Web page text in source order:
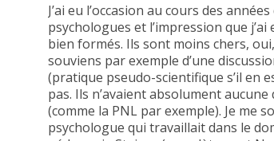
J’ai eu l’occasion au cours des
psychologues et l’impression que
bien formés. Ils sont moins chers,
souviens par exemple d’une
(pratique pseudo-scientifique s’il en
pas. Ils n’avaient absolument
(comme la PNL par exemple). Je me
psychologue qui travaillait dans le